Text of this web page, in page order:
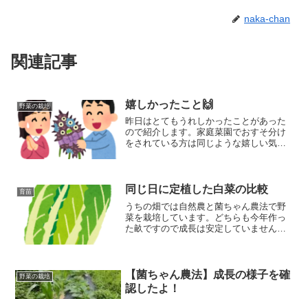
naka-chan
関連記事
野菜の栽培 嬉しかったこと🙌
昨日はとてもうれしかったことがあった
ので紹介します。家庭菜園でおすそ分け
をされている方は同じような嬉しい気持
育苗 同じ日に定植した白菜の比較
うちの畑では自然農と菌ちゃん農法で野
菜を栽培しています。どちらも今年作っ
た畝ですので成長は安定していません。
はなく成長の比較として見ていただこう
と思います。
野菜の栽培
【菌ちゃん農法】成長の様子を確
認したよ！